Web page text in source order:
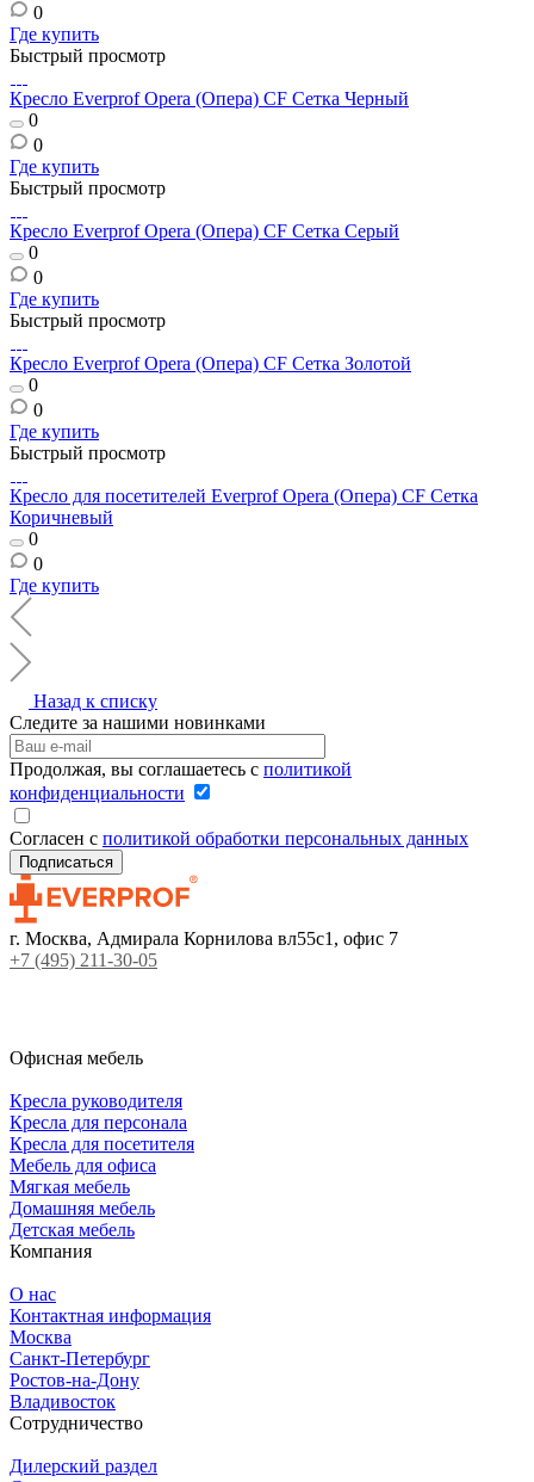
0
Где купить
Быстрый просмотр
Кресло Everprof Opera (Опера) CF Сетка Черный
0
0
Где купить
Быстрый просмотр
Кресло Everprof Opera (Опера) CF Сетка Серый
0
0
Где купить
Быстрый просмотр
Кресло Everprof Opera (Опера) CF Сетка Золотой
0
0
Где купить
Быстрый просмотр
Кресло для посетителей Everprof Opera (Опера) CF Сетка
Коричневый
0
0
Где купить
Назад к списку
Следите за нашими новинками
Продолжая, вы соглашаетесь с политикой
конфиденциальности
Согласен с политикой обработки персональных данных
г. Москва, Адмирала Корнилова вл55с1, офис 7
+7 (495) 211-30-05
Офисная мебель
Кресла руководителя
Кресла для персонала
Кресла для посетителя
Мебель для офиса
Мягкая мебель
Домашняя мебель
Детская мебель
Компания
О нас
Контактная информация
Москва
Санкт-Петербург
Ростов-на-Дону
Владивосток
Сотрудничество
Дилерский раздел